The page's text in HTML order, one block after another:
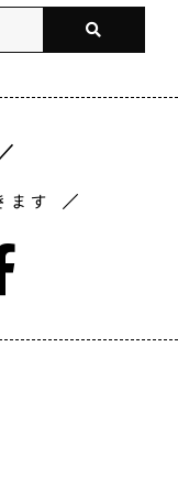
ます ／